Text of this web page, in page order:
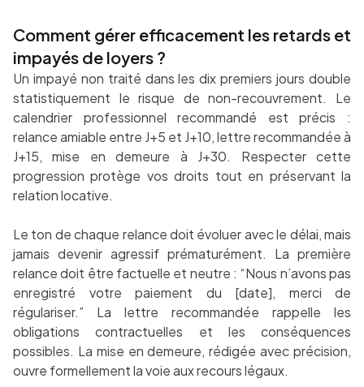
Comment gérer efficacement les retards et
impayés de loyers ?
Un impayé non traité dans les dix premiers jours double
statistiquement le risque de non-recouvrement. Le
calendrier professionnel recommandé est précis :
relance amiable entre J+5 et J+10, lettre recommandée à
J+15, mise en demeure à J+30. Respecter cette
progression protège vos droits tout en préservant la
relation locative.
Le ton de chaque relance doit évoluer avec le délai, mais
jamais devenir agressif prématurément. La première
relance doit être factuelle et neutre : “Nous n’avons pas
enregistré votre paiement du [date], merci de
régulariser.” La lettre recommandée rappelle les
obligations contractuelles et les conséquences
possibles. La mise en demeure, rédigée avec précision,
ouvre formellement la voie aux recours légaux.